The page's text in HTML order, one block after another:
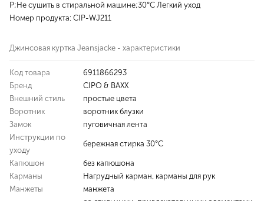
P;Не сушить в стиральной машине;30°C Легкий уход
Номер продукта: CIP-WJ211
Джинсовая куртка Jeansjacke - характеристики
Код товара
6911866293
Бренд
CIPO & BAXX
Внешний стиль
простые цвета
Воротник
воротник блузки
Замок
пуговичная лента
Инструкции по
уходу
бережная стирка 30°С
Капюшон
без капюшона
Карманы
Нагрудный карман, карманы для рук
Манжеты
манжета